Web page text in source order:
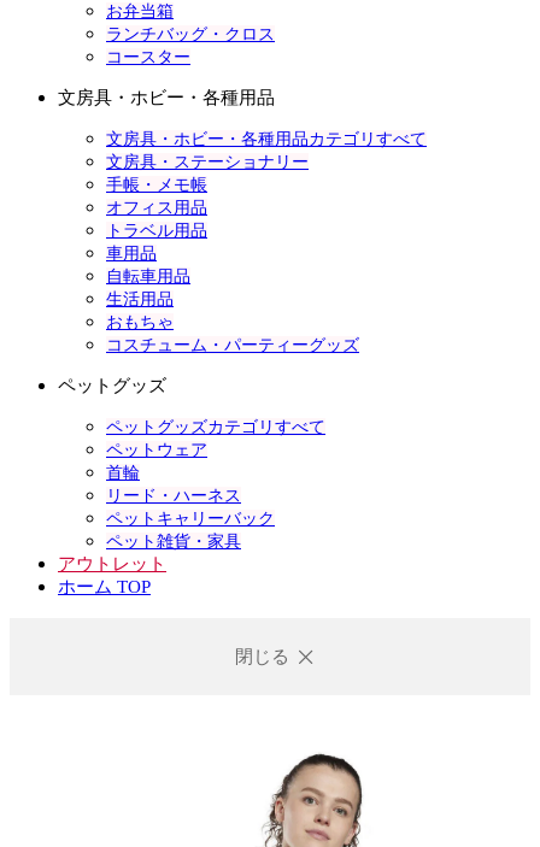
お弁当箱
ランチバッグ・クロス
コースター
文房具・ホビー・各種用品
文房具・ホビー・各種用品カテゴリすべて
文房具・ステーショナリー
手帳・メモ帳
オフィス用品
トラベル用品
車用品
自転車用品
生活用品
おもちゃ
コスチューム・パーティーグッズ
ペットグッズ
ペットグッズカテゴリすべて
ペットウェア
首輪
リード・ハーネス
ペットキャリーバック
ペット雑貨・家具
アウトレット
ホーム TOP
閉じる